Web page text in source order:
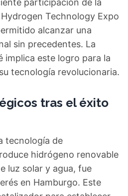
participación de la
Technology Expo
alcanzar una
sin precedentes. La
implica este logro para la
tecnología revolucionaria.
tras el éxito
tecnología de
hidrógeno renovable
luz solar y agua, fue
en Hamburgo. Este